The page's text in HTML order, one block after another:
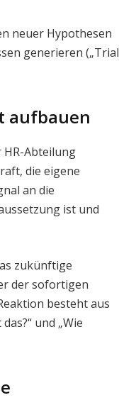
neuer Hypothesen
generieren („Trial
aufbauen
Abteilung
die eigene
an die
ist und
zukünftige
der sofortigen
besteht aus
und „Wie